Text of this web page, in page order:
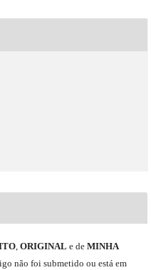
, ORIGINAL ede MINHA
não foi submetido ou está em